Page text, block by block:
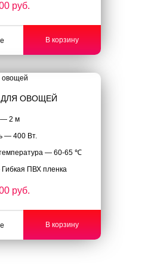
руб.
В корзину
ОВОЩЕЙ
— 2 м
— 400 Вт.
— 60-65 ℃
ПВХ пленка
руб.
В корзину